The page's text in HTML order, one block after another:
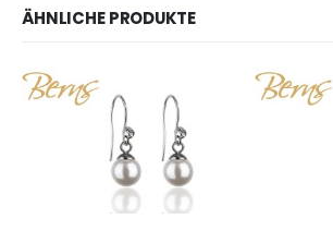
ÄHNLICHE PRODUKTE